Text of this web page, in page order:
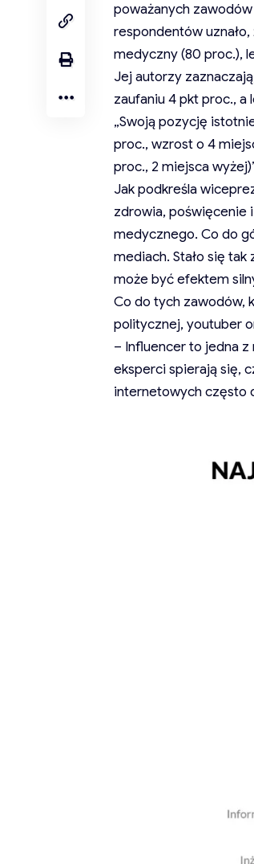
poważanych
respondentów
medyczny (80 proc.),
Jej autorzy
zaufaniu 4 pkt proc., a
„Swoją pozycję
proc., wzrost o 4
proc., 2 miejsca
Jak podkreśla
zdrowia, poświęcenie
medycznego. Co do
mediach. Stało się
może być efektem
Co do tych zawodów,
politycznej, youtuber
– Influencer to jedna
eksperci spierają się,
internetowych często